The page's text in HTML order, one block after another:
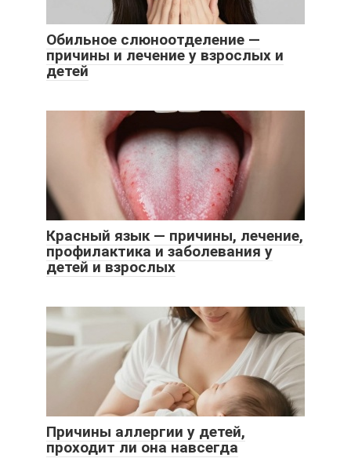
Обильное слюноотделение —
причины и лечение у взрослых и
детей
Красный язык — причины, лечение,
профилактика и заболевания у
детей и взрослых
Причины аллергии у детей,
проходит ли она навсегда